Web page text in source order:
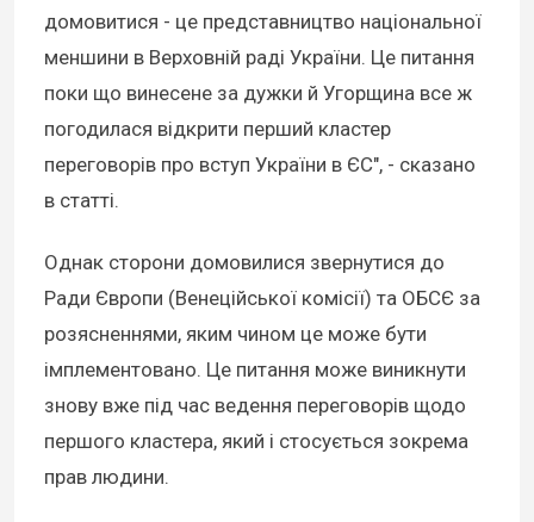
домовитися - це представництво національної
меншини в Верховній раді України. Це питання
поки що винесене за дужки й Угорщина все ж
погодилася відкрити перший кластер
переговорів про вступ України в ЄС", - сказано
в статті.
Однак сторони домовилися звернутися до
Ради Європи (Венеційської комісії) та ОБСЄ за
розясненнями, яким чином це може бути
імплементовано. Це питання може виникнути
знову вже під час ведення переговорів щодо
першого кластера, який і стосується зокрема
прав людини.